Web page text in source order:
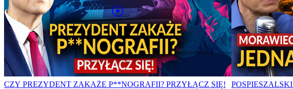
CZY PREZYDENT ZAKAŻE P**NOGRAFII? PRZYŁĄCZ SIĘ!